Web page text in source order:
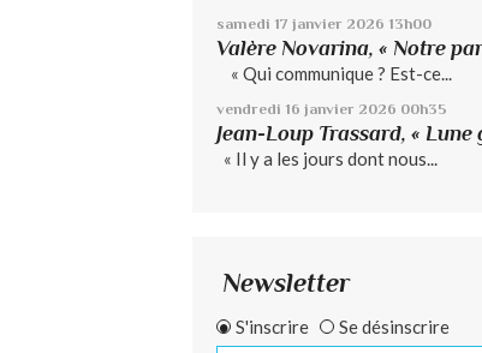
samedi 17 janvier 2026 13h00
Valère Novarina, « Notre
« Qui communique ? Est-ce...
vendredi 16 janvier 2026 00h35
Jean-Loup Trassard, « Lune
« Il y a les jours dont nous...
Newsletter
S'inscrire Se désinscrire